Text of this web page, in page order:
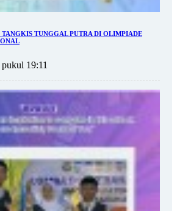
TUNGGAL PUTRA DI OLIMPIADE
19:11